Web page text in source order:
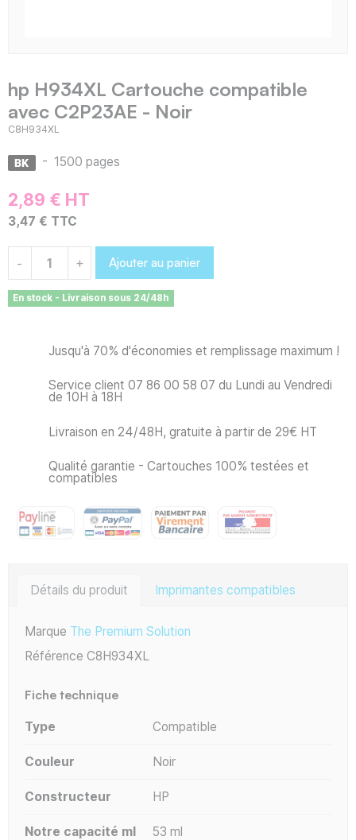
hp H934XL Cartouche compatible
avec C2P23AE - Noir
C8H934XL
- 1500 pages
2,89 € HT
3,47 € TTC
- + Ajouter au panier
En stock - Livraison sous 24/48h
Jusqu'à 70% d'économies et remplissage maximum !
Service client 07 86 00 58 07 du Lundi au Vendredi
de 10H à 18H
Livraison en 24/48H, gratuite à partir de 29€ HT
Qualité garantie - Cartouches 100% testées et
compatibles
Détails du produit Imprimantes compatibles
Marque The Premium Solution
Référence C8H934XL
Fiche technique
Type Compatible
Couleur Noir
Constructeur HP
Notre capacité ml 53 ml